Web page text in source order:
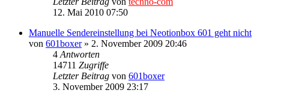
12. Mai 2010 07:50
Manuelle Sendereinstellung bei Neotionbox 601 geht nicht
von 601boxer» 2. November 2009 20:46
4 Antworten
14711 Zugriffe
Letzter Beitrag von 601boxer
3. November 2009 23:17